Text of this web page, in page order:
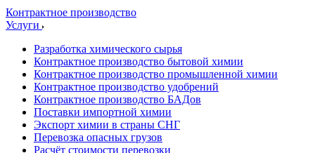
Контрактное производство
Услуги
Разработка химического сырья
Контрактное производство бытовой химии
Контрактное производство промышленной химии
Контрактное производство удобрений
Контрактное производство БАДов
Поставки импортной химии
Экспорт химии в страны СНГ
Перевозка опасных грузов
Расчёт стоимости перевозки